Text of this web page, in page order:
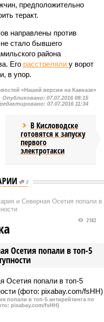
предположительно
теракт.
направлены против
стало бывшего
района
Его расстреляли у ворот
в упор.
«Нашей версии на Кавказе»
Опубликовано: 07.07.2016 08:15
07.07.2016 11:34
В Кисловодске
готовятся к запуску
первого
электротакси
0
и Северная Осетия попали в
Осетия попали в топ-5
2182
попали в топ-5 антирейтинга по
pixabay.com/fsHH)